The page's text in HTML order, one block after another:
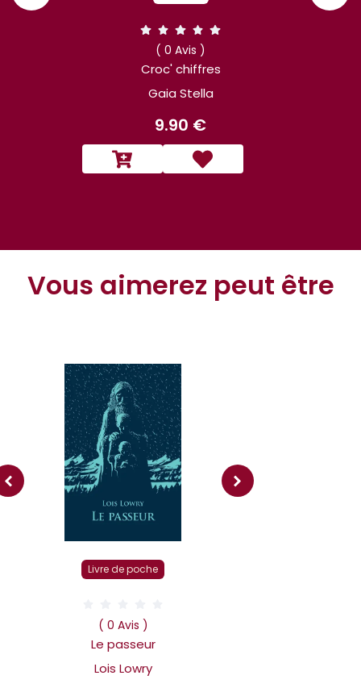
( 0 Avis )
Croc' chiffres
Gaia Stella
9.90 €
Vous aimerez peut être
Livre de poche
( 0 Avis )
Le passeur
Lois Lowry